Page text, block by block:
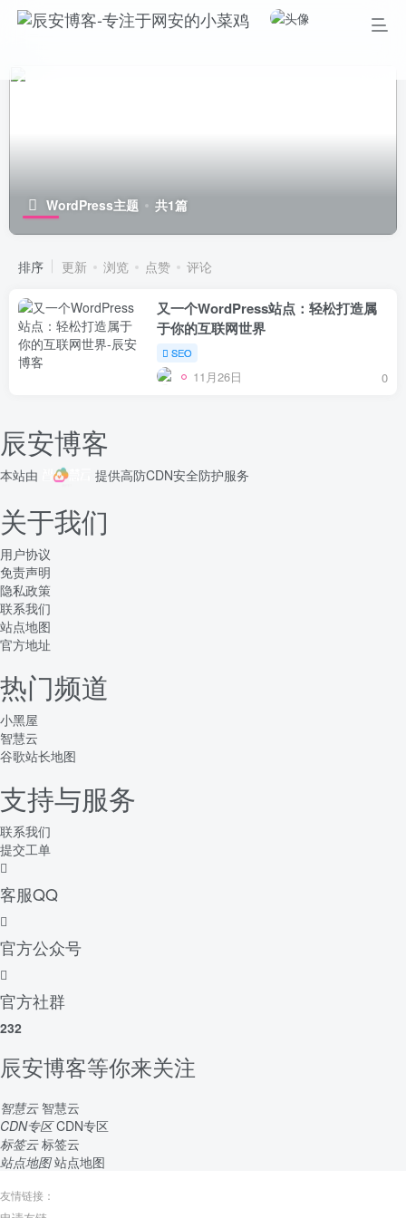
WordPress主题 共1篇
排序 更新 浏览 点赞 评论
又一个WordPress站点：轻松打造属
于你的互联网世界
SEO
11月26日 0
辰安博客
本站由 提供高防CDN安全防护服务
关于我们
用户协议
免责声明
隐私政策
联系我们
站点地图
官方地址
热门频道
小黑屋
智慧云
谷歌站长地图
支持与服务
联系我们
提交工单
客服QQ
官方公众号
官方社群
232
辰安博客等你来关注
智慧云 智慧云
CDN专区 CDN专区
标签云 标签云
站点地图 站点地图
友情链接：